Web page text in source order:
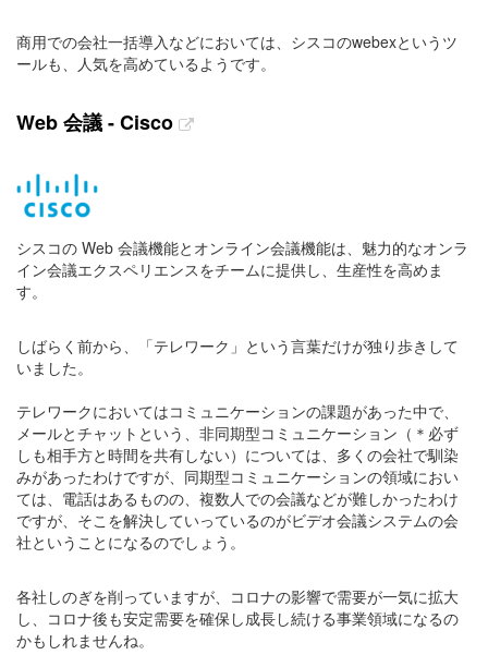
商用での会社一括導入などにおいては、シスコのwebexというツ
ールも、人気を高めているようです。
Web 会議 - Cisco
シスコの Web 会議機能とオンライン会議機能は、魅力的なオンラ
イン会議エクスペリエンスをチームに提供し、生産性を高めま
す。
しばらく前から、「テレワーク」という言葉だけが独り歩きして
いました。
テレワークにおいてはコミュニケーションの課題があった中で、
メールとチャットという、非同期型コミュニケーション（＊必ず
しも相手方と時間を共有しない）については、多くの会社で馴染
みがあったわけですが、同期型コミュニケーションの領域におい
ては、電話はあるものの、複数人での会議などが難しかったわけ
ですが、そこを解決していっているのがビデオ会議システムの会
社ということになるのでしょう。
各社しのぎを削っていますが、コロナの影響で需要が一気に拡大
し、コロナ後も安定需要を確保し成長し続ける事業領域になるの
かもしれませんね。